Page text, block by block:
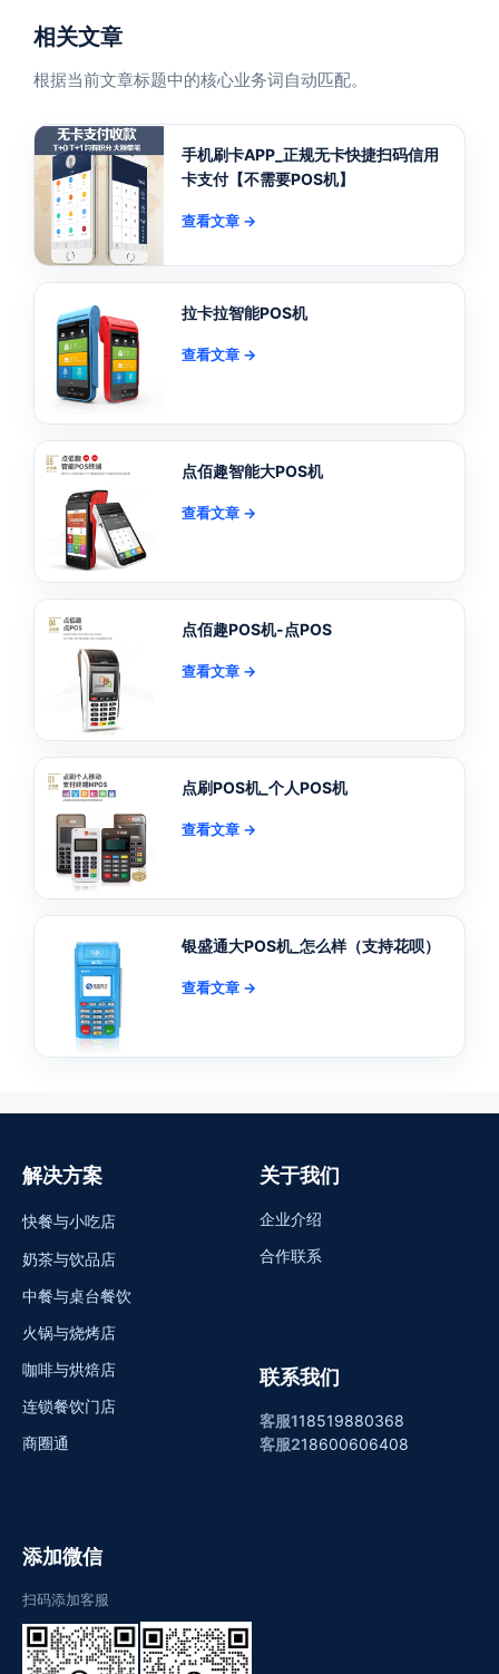
相关文章
根据当前文章标题中的核心业务词自动匹配。
手机刷卡APP_正规无卡快捷扫码信用
卡支付【不需要POS机】
查看文章 →
拉卡拉智能POS机
查看文章 →
点佰趣智能大POS机
查看文章 →
点佰趣POS机-点POS
查看文章 →
点刷POS机_个人POS机
查看文章 →
银盛通大POS机_怎么样（支持花呗）
查看文章 →
解决方案
快餐与小吃店
奶茶与饮品店
中餐与桌台餐饮
火锅与烧烤店
咖啡与烘焙店
连锁餐饮门店
商圈通
关于我们
企业介绍
合作联系
联系我们
客服118519880368
客服218600606408
添加微信
扫码添加客服